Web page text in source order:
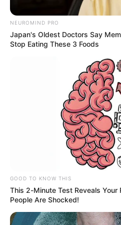
Cortesía Concejal Claudia
Johan Sebastián Taborda
Verónica Gómez Perea
Agosto 16, 2024
NEUROMIND PRO
Japan's Oldest Doctors Say
Stop Eating These 3 Foods
GOOD TO KNOW THIS
This 2-Minute Test Reveals Your
People Are Shocked!